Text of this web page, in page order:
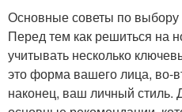
Основные советы по выбору
Перед тем как решиться на
учитывать несколько
это форма вашего лица, во-
наконец, ваш личный стиль.